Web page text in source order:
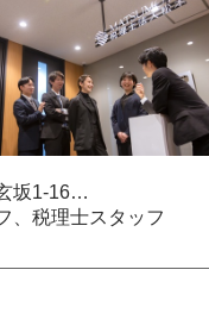
坂1-16…
、税理士スタッフ